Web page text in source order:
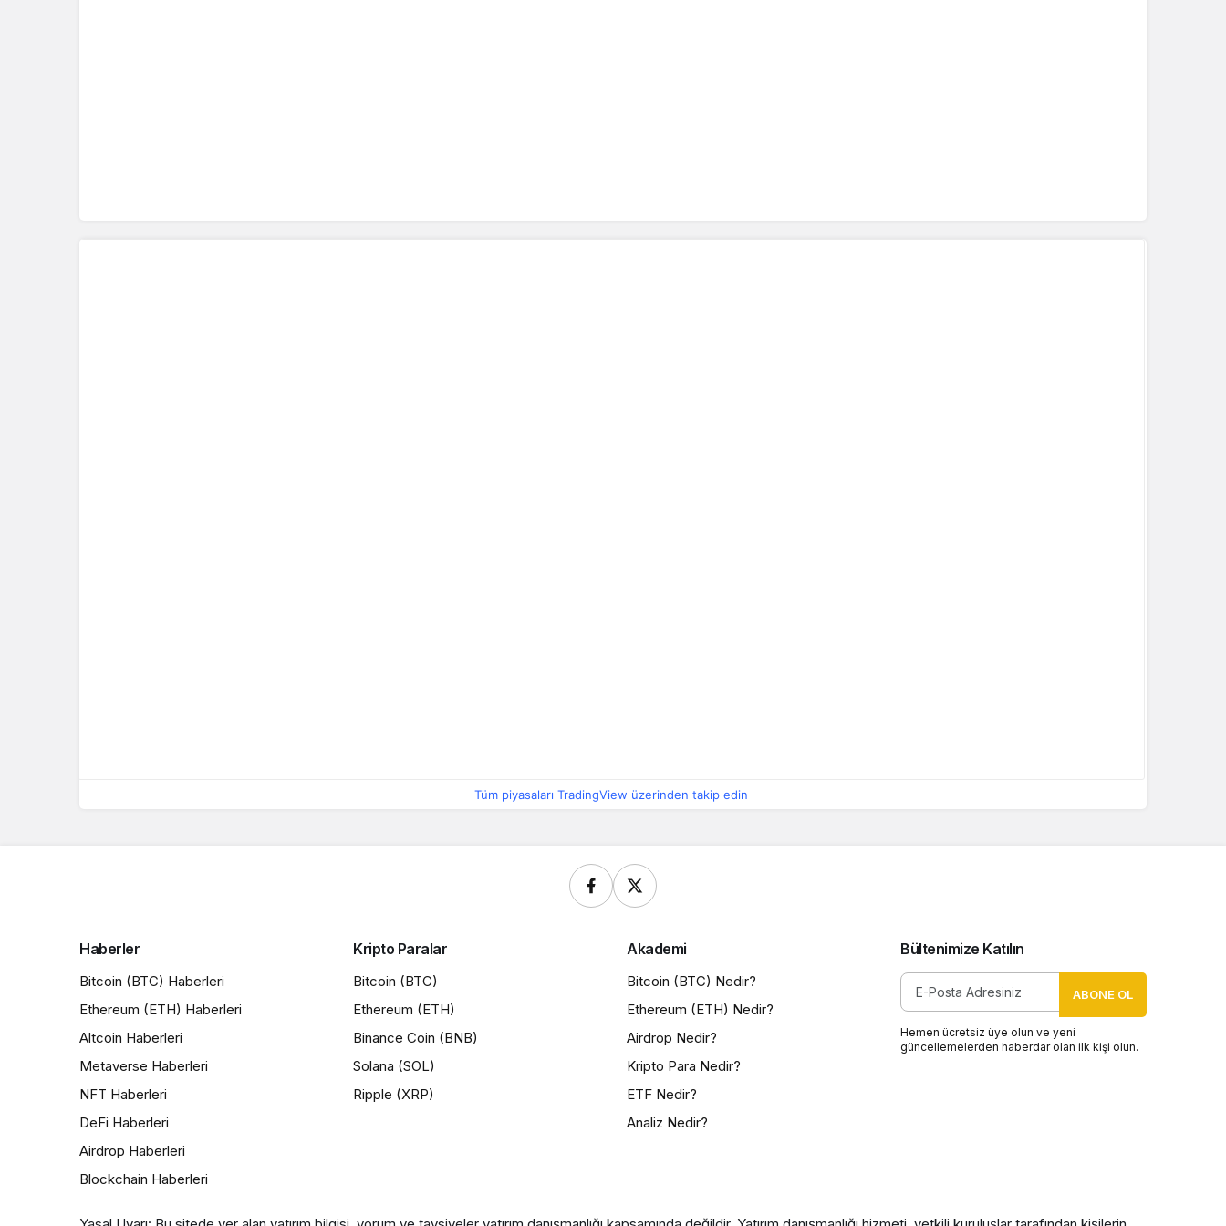
Tüm piyasaları TradingView üzerinden takip edin
Haberler
Bitcoin (BTC) Haberleri
Ethereum (ETH) Haberleri
Altcoin Haberleri
Metaverse Haberleri
NFT Haberleri
DeFi Haberleri
Airdrop Haberleri
Blockchain Haberleri
Kripto Paralar
Bitcoin (BTC)
Ethereum (ETH)
Binance Coin (BNB)
Solana (SOL)
Ripple (XRP)
Akademi
Bitcoin (BTC) Nedir?
Ethereum (ETH) Nedir?
Airdrop Nedir?
Kripto Para Nedir?
ETF Nedir?
Analiz Nedir?
Bültenimize Katılın
ABONE OL
Hemen ücretsiz üye olun ve yeni
güncellemelerden haberdar olan ilk kişi olun.